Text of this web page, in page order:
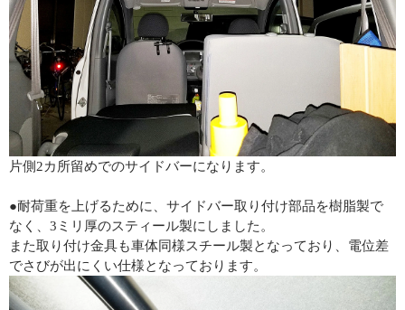
片側2カ所留めでのサイドバーになります。
●耐荷重を上げるために、サイドバー取り付け部品を樹脂製で
なく、3ミリ厚のスティール製にしました。
また取り付け金具も車体同様スチール製となっており、電位差
でさびが出にくい仕様となっております。